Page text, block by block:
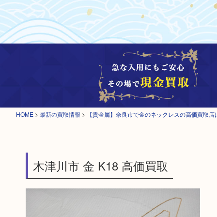
HOME > 最新の買取情報 > 【貴金属】奈良市で金のネックレスの高価買取店
木津川市 金 K18 高価買取